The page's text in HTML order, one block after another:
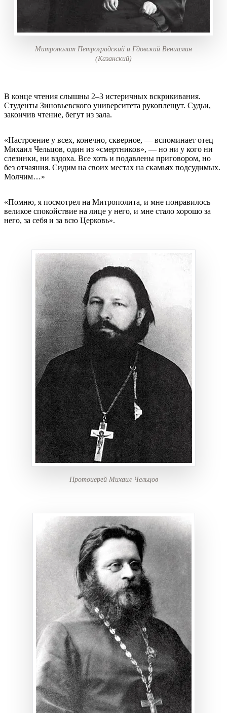
Митрополит Петроградский и Гдовский Вениамин
(Казанский)
В конце чтения слышны 2–3 истеричных вскрикивания.
Студенты Зиновьевского университета рукоплещут. Судьи,
закончив чтение, бегут из зала.
«Настроение у всех, конечно, скверное, — вспоминает отец
Михаил Чельцов, один из «смертников», — но ни у кого ни
слезинки, ни вздоха. Все хоть и подавлены приговором, но
без отчаяния. Сидим на своих местах на скамьях подсудимых.
Молчим…»
«Помню, я посмотрел на Митрополита, и мне понравилось
великое спокойствие на лице у него, и мне стало хорошо за
него, за себя и за всю Церковь».
Протоиерей Михаил Чельцов